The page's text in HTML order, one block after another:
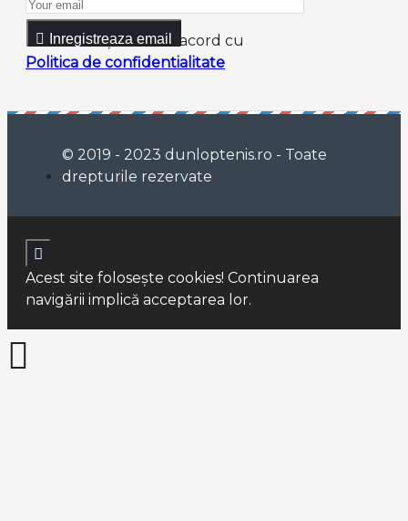
Inregistreaza email
Am citit şi sunt de acord cu
Politica de confidentialitate
© 2019 - 2023 dunloptenis.ro - Toate
drepturile rezervate
Acest site foloseşte cookies! Continuarea
navigării implică acceptarea lor.